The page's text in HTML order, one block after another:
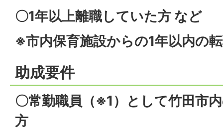
〇1年以上離職していた方 など
※市内保育施設からの1年以内の
助成要件
〇常勤職員（※1）として竹田市
方